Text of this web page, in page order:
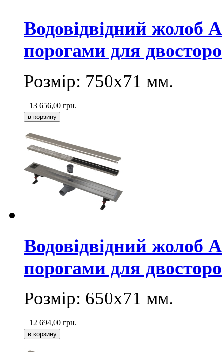
Водовідвідний жолоб
порогами для
Розмір: 750х71 мм.
13 656,00 грн.
Водовідвідний жолоб
порогами для
Розмір: 650х71 мм.
12 694,00 грн.